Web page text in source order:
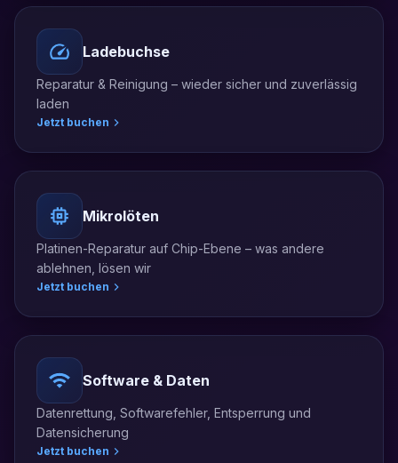
Ladebuchse
Reparatur & Reinigung – wieder sicher und zuverlässig
laden
Jetzt buchen
Mikrolöten
Platinen-Reparatur auf Chip-Ebene – was andere
ablehnen, lösen wir
Jetzt buchen
Software & Daten
Datenrettung, Softwarefehler, Entsperrung und
Datensicherung
Jetzt buchen